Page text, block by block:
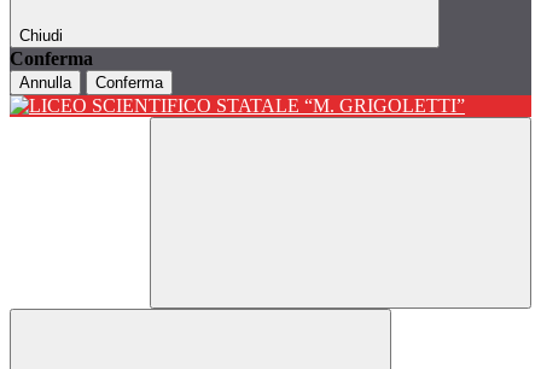
Chiudi
Conferma
Annulla Conferma